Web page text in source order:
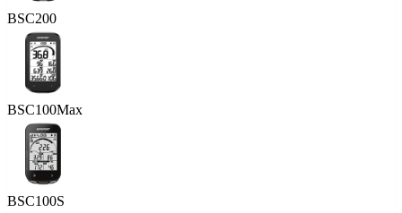
BSC200
BSC100Max
BSC100S